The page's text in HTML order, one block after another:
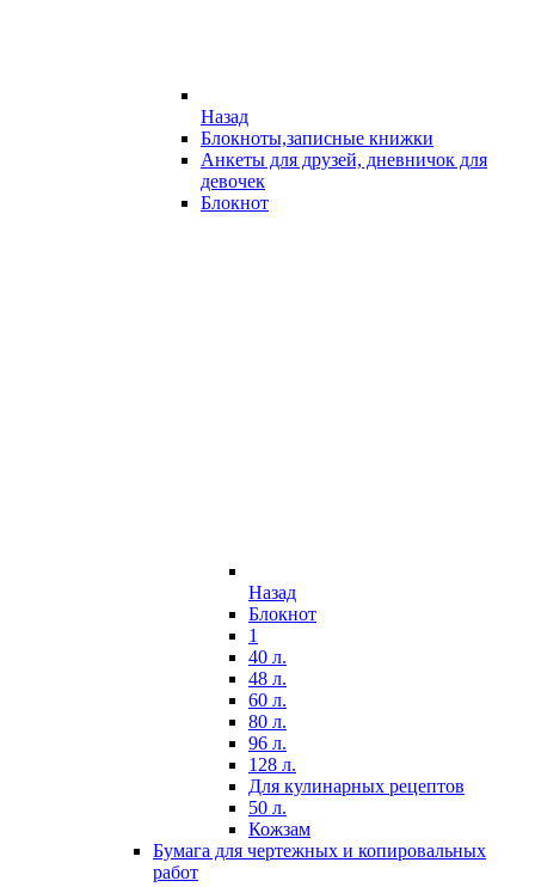
Назад
Блокноты,записные книжки
Анкеты для друзей, дневничок для
девочек
Блокнот
Назад
Блокнот
1
40 л.
48 л.
60 л.
80 л.
96 л.
128 л.
Для кулинарных рецептов
50 л.
Кожзам
Бумага для чертежных и копировальных
работ